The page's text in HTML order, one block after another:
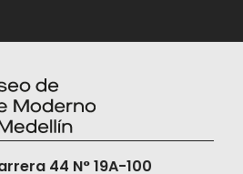
44 N° 19A-100